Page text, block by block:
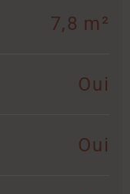
7,8 m²
Oui
Oui